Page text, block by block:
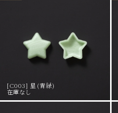
[C003] 星(青緑)
在庫なし